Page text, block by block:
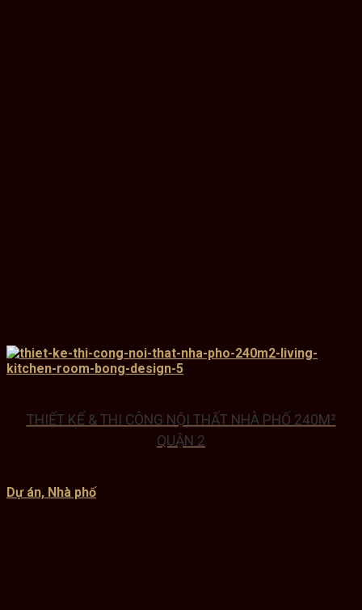
THIẾT KẾ & THI CÔNG NỘI THẤT NHÀ PHỐ 240M²
QUẬN 2
Dự án, Nhà phố